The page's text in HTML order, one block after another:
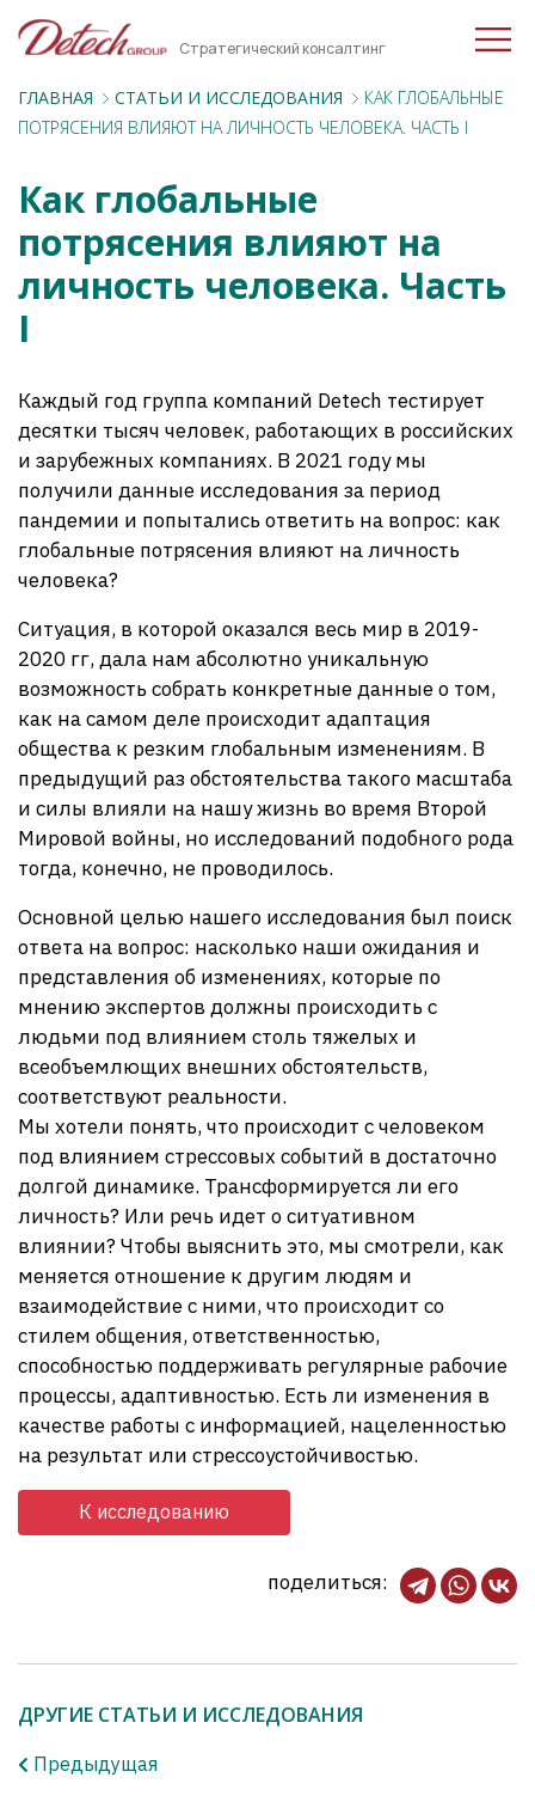
Стратегический консалтинг
ГЛАВНАЯ CТАТЬИ И ИССЛЕДОВАНИЯ
КАК ГЛОБАЛЬНЫЕ
ПОТРЯСЕНИЯ ВЛИЯЮТ НА ЛИЧНОСТЬ ЧЕЛОВЕКА. ЧАСТЬ I
Как глобальные
потрясения влияют на
личность человека. Часть
I
Каждый год группа компаний Detech тестирует
десятки тысяч человек, работающих в российских
и зарубежных компаниях. В 2021 году мы
получили данные исследования за период
пандемии и попытались ответить на вопрос: как
глобальные потрясения влияют на личность
человека?
Ситуация, в которой оказался весь мир в 2019-
2020 гг, дала нам абсолютно уникальную
возможность собрать конкретные данные о том,
как на самом деле происходит адаптация
общества к резким глобальным изменениям. В
предыдущий раз обстоятельства такого масштаба
и силы влияли на нашу жизнь во время Второй
Мировой войны, но исследований подобного рода
тогда, конечно, не проводилось.
Основной целью нашего исследования был поиск
ответа на вопрос: насколько наши ожидания и
представления об изменениях, которые по
мнению экспертов должны происходить с
людьми под влиянием столь тяжелых и
всеобъемлющих внешних обстоятельств,
соответствуют реальности.
Мы хотели понять, что происходит с человеком
под влиянием стрессовых событий в достаточно
долгой динамике. Трансформируется ли его
личность? Или речь идет о ситуативном
влиянии? Чтобы выяснить это, мы смотрели, как
меняется отношение к другим людям и
взаимодействие с ними, что происходит со
стилем общения, ответственностью,
способностью поддерживать регулярные рабочие
процессы, адаптивностью. Есть ли изменения в
качестве работы с информацией, нацеленностью
на результат или стрессоустойчивостью.
К исследованию
поделиться:
ДРУГИЕ СТАТЬИ И ИССЛЕДОВАНИЯ
Предыдущая